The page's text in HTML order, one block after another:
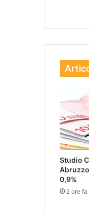
Studio
0,9%
2 ore fa